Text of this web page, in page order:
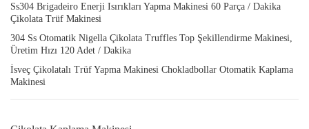
Ss304 Brigadeiro Enerji Isırıkları Yapma Makinesi 60 Parça / Dakika
Çikolata Trüf Makinesi
304 Ss Otomatik Nigella Çikolata Truffles Top Şekillendirme Makinesi,
Üretim Hızı 120 Adet / Dakika
İsveç Çikolatalı Trüf Yapma Makinesi Chokladbollar Otomatik Kaplama
Makinesi